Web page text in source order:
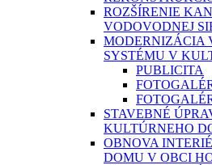
ROZŠÍRENIE
VODOVODNEJ
MODERNIZÁCIA
SYSTÉMU V
PUBLICITA
STAVEBNÉ
KULTÚRNEHO
OBNOVA
DOMU V OBCI